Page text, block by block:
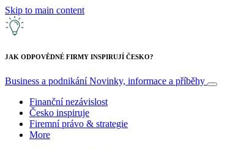
Skip to main content
JAK ODPOVĚDNÉ FIRMY INSPIRUJÍ ČESKO?
Business a podnikáníNovinky, informace a příběhy
Finanční nezávislost
Česko inspiruje
Firemní právo & strategie
More